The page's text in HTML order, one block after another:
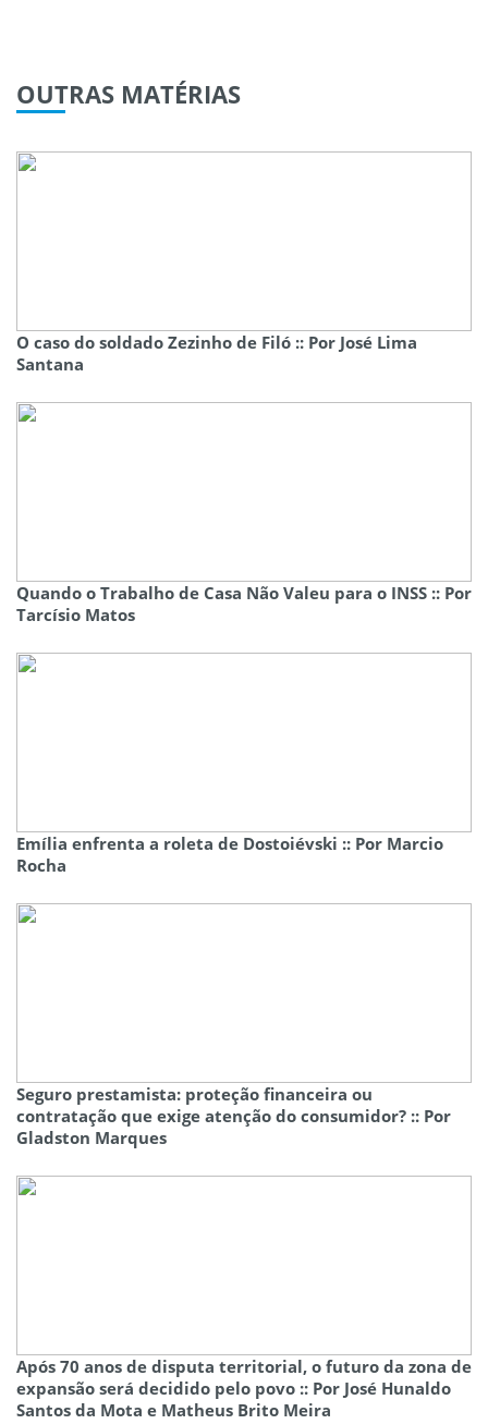
OUTRAS MATÉRIAS
O caso do soldado Zezinho de Filó :: Por José Lima
Santana
Quando o Trabalho de Casa Não Valeu para o INSS :: Por
Tarcísio Matos
Emília enfrenta a roleta de Dostoiévski :: Por Marcio
Rocha
Seguro prestamista: proteção financeira ou
contratação que exige atenção do consumidor? :: Por
Gladston Marques
Após 70 anos de disputa territorial, o futuro da zona de
expansão será decidido pelo povo :: Por José Hunaldo
Santos da Mota e Matheus Brito Meira